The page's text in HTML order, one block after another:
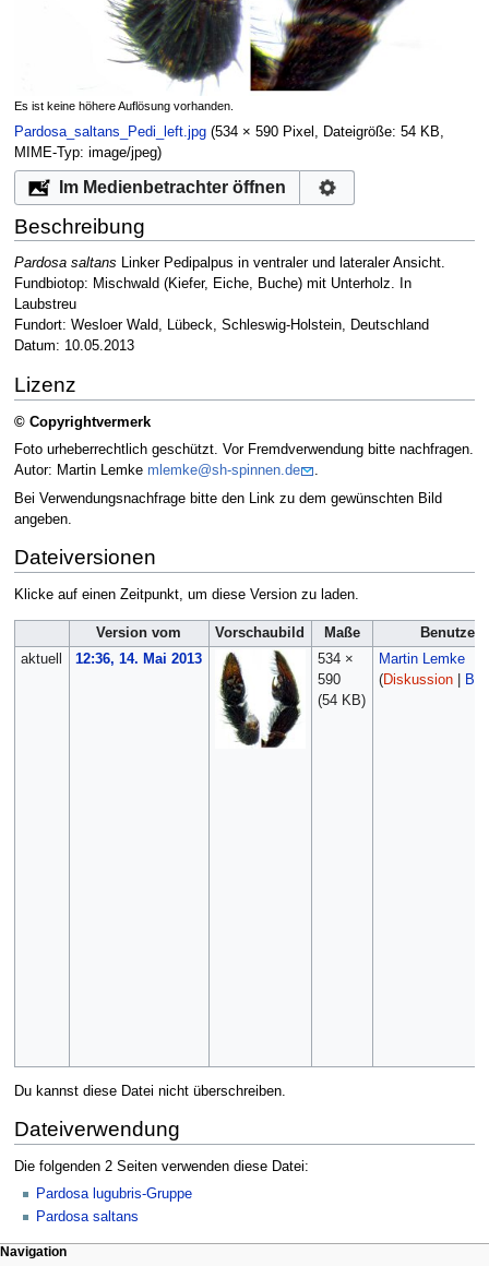
Es ist keine höhere Auflösung vorhanden.
Pardosa_saltans_Pedi_left.jpg‎ (534 × 590 Pixel, Dateigröße: 54 KB,
MIME-Typ: image/jpeg)
Im Medienbetrachter öffnen
Beschreibung
Pardosa saltans Linker Pedipalpus in ventraler und lateraler Ansicht.
Fundbiotop: Mischwald (Kiefer, Eiche, Buche) mit Unterholz. In
Laubstreu
Fundort: Wesloer Wald, Lübeck, Schleswig-Holstein, Deutschland
Datum: 10.05.2013
Lizenz
© Copyrightvermerk
Foto urheberrechtlich geschützt. Vor Fremdverwendung bitte nachfragen.
Autor: Martin Lemke mlemke@sh-spinnen.de
.
Bei Verwendungsnachfrage bitte den Link zu dem gewünschten Bild
angeben.
Dateiversionen
Klicke auf einen Zeitpunkt, um diese Version zu laden.
Version vom Vorschaubild Maße
Benutzer
aktuell
12:36, 14. Mai 2013
534 ×
590
(54 KB)
Martin Lemke
(Diskussion|
Du kannst diese Datei nicht überschreiben.
Dateiverwendung
Die folgenden 2 Seiten verwenden diese Datei:
Pardosa lugubris-Gruppe
Pardosa saltans
Navigation